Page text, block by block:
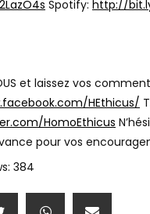
Spotify: http://
et laissez vos
HEthicus/
HomoEthicus
pour vos
384